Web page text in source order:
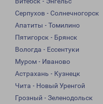
Серпухов - Солнечногорск
Апатиты - Томилино
Пятигорск - Брянск
Вологда - Ессентуки
Муром - Иваново
Астрахань - Кузнецк
Чита - Новый Уренгой
Грозный - Зеленодольск